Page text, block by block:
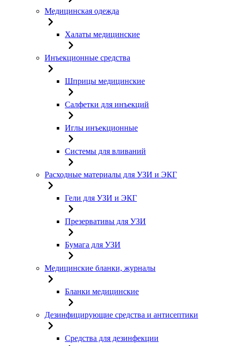
Медицинская одежда
Халаты медицинские
Инъекционные средства
Шприцы медицинские
Салфетки для инъекций
Иглы инъекционные
Системы для вливаний
Расходные материалы для УЗИ и ЭКГ
Гели для УЗИ и ЭКГ
Презервативы для УЗИ
Бумага для УЗИ
Медицинские бланки, журналы
Бланки медицинские
Дезинфицирующие средства и антисептики
Средства для дезинфекции